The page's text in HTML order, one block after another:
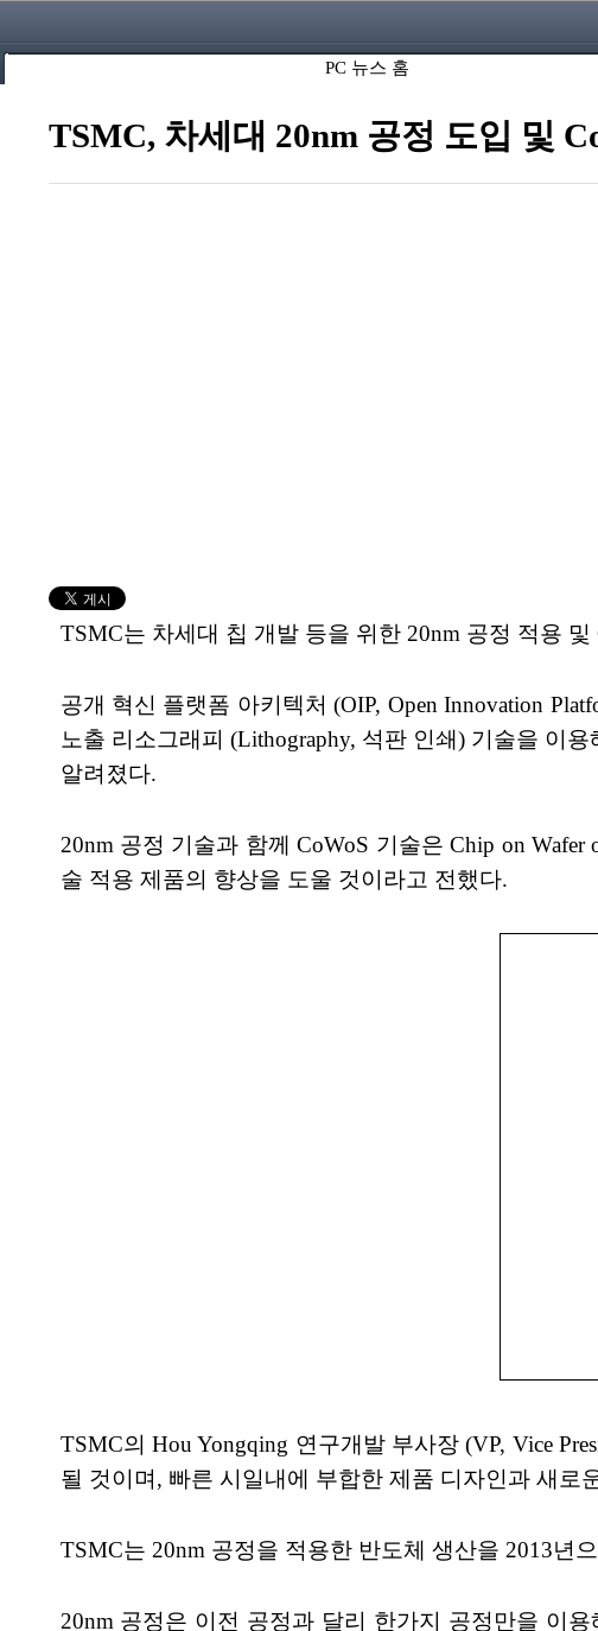
PC 뉴스 홈
TSMC, 차세대 20nm 공정 도입 및
TSMC는 차세대 칩 개발 등을 위한 20nm 공정 적용
공개 혁신 플랫폼 아키텍처 (OIP, Open Innovation
노출 리소그래피 (Lithography, 석판 인쇄) 기술을 이
알려졌다.
20nm 공정 기술과 함께 CoWoS 기술은 Chip on
술 적용 제품의 향상을 도울 것이라고 전했다.
TSMC의 Hou Yongqing 연구개발 부사장 (VP, Vice
될 것이며, 빠른 시일내에 부합한 제품 디자인과 새
TSMC는 20nm 공정을 적용한 반도체 생산을 2013년
20nm 공정은 이전 공정과 달리 한가지 공정만을 이